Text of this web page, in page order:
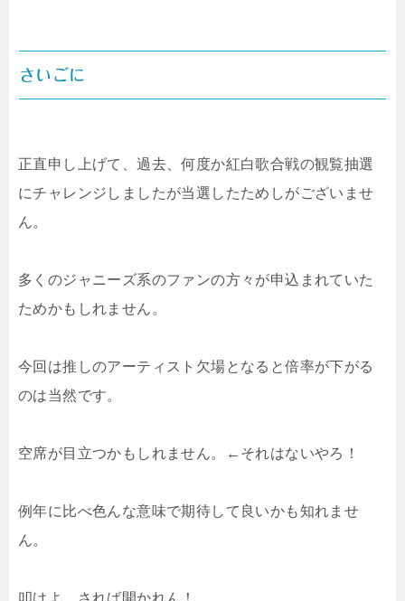
さいごに
正直申し上げて、過去、何度か紅白歌合戦の観覧抽選
にチャレンジしましたが当選したためしがございませ
ん。
多くのジャニーズ系のファンの方々が申込まれていた
ためかもしれません。
今回は推しのアーティスト欠場となると倍率が下がる
のは当然です。
空席が目立つかもしれません。←それはないやろ！
例年に比べ色んな意味で期待して良いかも知れませ
ん。
叩けよ されば開かれん！